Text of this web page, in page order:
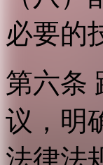
必要的
第六条
议，明
法律法